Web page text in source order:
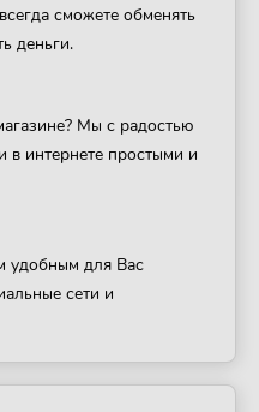
сможете обменять
деньги.
Мы с радостью
в интернете простыми и
удобным для Вас
сети и